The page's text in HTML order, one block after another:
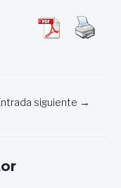
siguiente →